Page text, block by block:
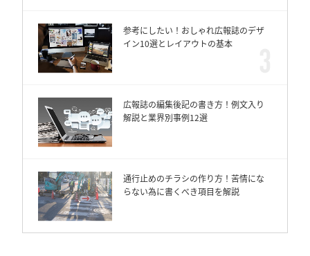
参考にしたい！おしゃれ広報誌のデザ
イン10選とレイアウトの基本
広報誌の編集後記の書き方！例文入り
解説と業界別事例12選
通行止めのチラシの作り方！苦情にな
らない為に書くべき項目を解説